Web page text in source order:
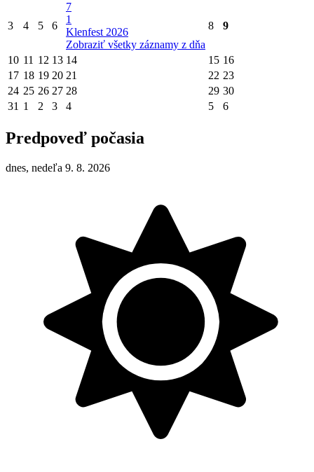
3 4 5 6
7
1
Klenfest 2026
Zobraziť všetky záznamy z dňa
8 9
10 11 12 13 14 15 16
17 18 19 20 21 22 23
24 25 26 27 28 29 30
31 1 2 3 4 5 6
Predpoveď počasia
dnes, nedeľa 9. 8. 2026